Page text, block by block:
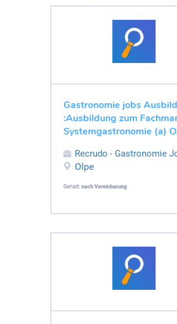
Gastronomie jobs
:Ausbildung zum
Systemgastronomie (a)
Recrudo - Gastronomie
Olpe
Gehalt: nach Vereinbarung